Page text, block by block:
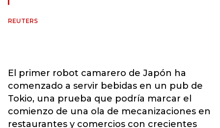
REUTERS
El primer robot camarero de Japón ha
comenzado a servir bebidas en un pub de
Tokio, una prueba que podría marcar el
comienzo de una ola de mecanizaciones en
restaurantes y comercios con crecientes